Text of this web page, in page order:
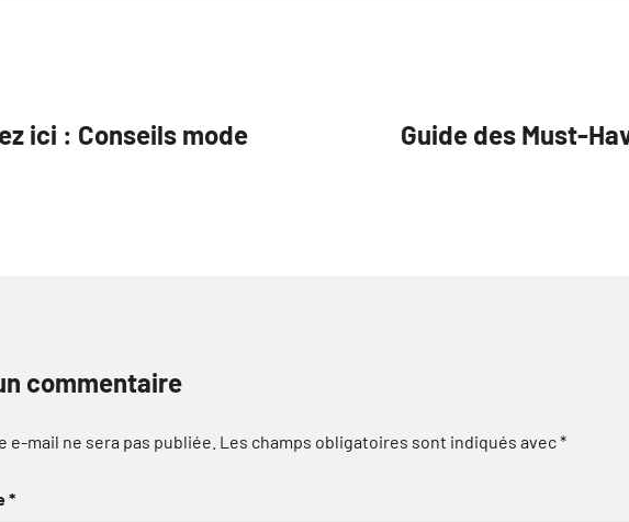
ici : Conseils mode Guide des Must-
commentaire
e-mail ne sera pas publiée. Les champs obligatoires sont indiqués avec*
*